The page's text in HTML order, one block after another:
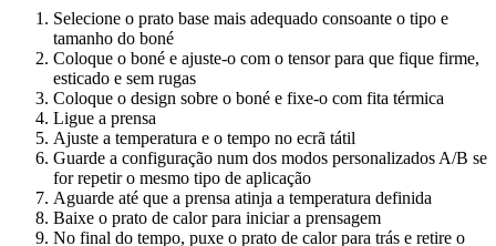
Selecione o prato base mais adequado consoante o tipo e
tamanho do boné
Coloque o boné e ajuste-o com o tensor para que fique firme,
esticado e sem rugas
Coloque o design sobre o boné e fixe-o com fita térmica
Ligue a prensa
Ajuste a temperatura e o tempo no ecrã tátil
Guarde a configuração num dos modos personalizados A/B se
for repetir o mesmo tipo de aplicação
Aguarde até que a prensa atinja a temperatura definida
Baixe o prato de calor para iniciar a prensagem
No final do tempo, puxe o prato de calor para trás e retire o